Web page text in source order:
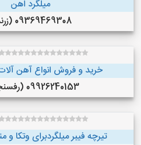
میلگرد اهن
09369469308 (زرند )
خرید و فروش انواع آهن
09926240153 (رفسنجان )
تیرچه فیبر میلگردبرای وتکا